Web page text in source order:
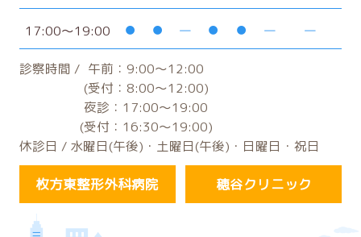
17:00～19:00
診察時間 / 午前：9:00～12:00
(受付：8:00～12:00)
夜診：17:00～19:00
(受付：16:30～19:00)
休診日 / 水曜日(午後)・土曜日(午後)・日曜日・祝日
枚方東整形外科病院 穂谷クリニック